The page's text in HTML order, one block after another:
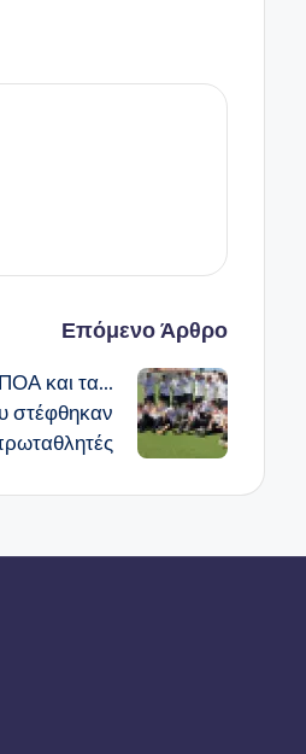
Επόμενο Άρθρο
και τα…
στέφθηκαν